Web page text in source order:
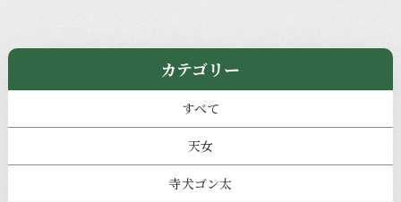
カテゴリー
すべて
天女
寺犬ゴン太